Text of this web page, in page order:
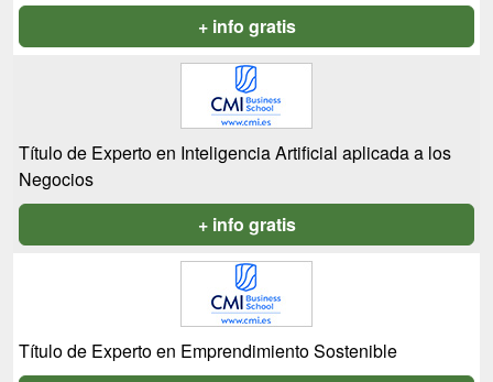
+ info gratis
Título de Experto en Inteligencia Artificial aplicada a los
Negocios
+ info gratis
Título de Experto en Emprendimiento Sostenible